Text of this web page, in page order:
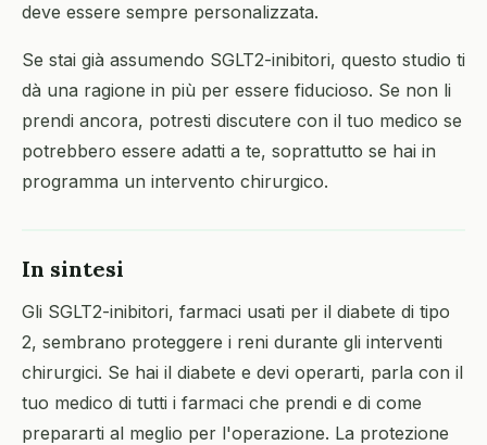
deve essere sempre personalizzata.
Se stai già assumendo SGLT2-inibitori, questo studio ti
dà una ragione in più per essere fiducioso. Se non li
prendi ancora, potresti discutere con il tuo medico se
potrebbero essere adatti a te, soprattutto se hai in
programma un intervento chirurgico.
In sintesi
Gli SGLT2-inibitori, farmaci usati per il diabete di tipo
2, sembrano proteggere i reni durante gli interventi
chirurgici. Se hai il diabete e devi operarti, parla con il
tuo medico di tutti i farmaci che prendi e di come
prepararti al meglio per l'operazione. La protezione